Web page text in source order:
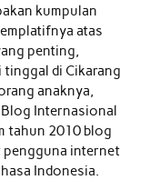
kumpulan
atas
penting,
tinggal di Cikarang
anaknya,
Blog Internasional
tahun 2010 blog
pengguna internet
Indonesia.